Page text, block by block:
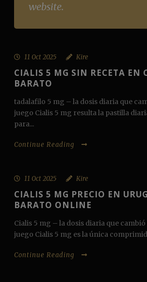
website.
11 Oct 2025 Kire
CIALIS 5 MG SIN RECETA EN
BARATO
tadalafilo 5 mg – la dosis diaria que
juego Cialis 5 mg resulta la pastilla
para...
Continue Reading
11 Oct 2025 Kire
CIALIS 5 MG PRECIO EN
BARATO ONLINE
Cialis 5 mg – la dosis diaria que
juego Cialis 5 mg es la única
Continue Reading